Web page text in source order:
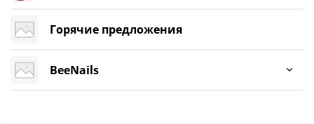
Горячие предложения
BeeNails